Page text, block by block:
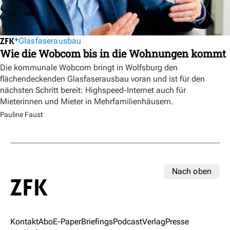
Glasfaserausbau
Wie die Wobcom bis in die Wohnungen kommt
Die kommunale Wobcom bringt in Wolfsburg den
flächendeckenden Glasfaserausbau voran und ist für den
nächsten Schritt bereit: Highspeed-Internet auch für
Mieterinnen und Mieter in Mehrfamilienhäusern.
Pauline Faust
Nach oben
KontaktAboE-PaperBriefingsPodcastVerlagPresse